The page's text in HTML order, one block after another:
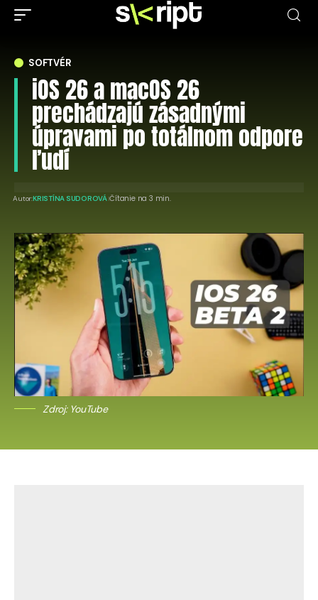
SOFTVÉR
iOS 26 a macOS 26
prechádzajú zásadnými
úpravami po totálnom odpore
ľudí
Autor:KRISTÍNA SUDOROVÁ Čítanie na 3 min.
Zdroj: YouTube